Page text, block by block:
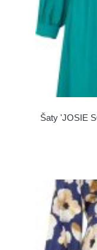
Šaty 'JOSIE